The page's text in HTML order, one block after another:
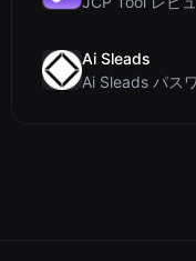
Ai Sleads